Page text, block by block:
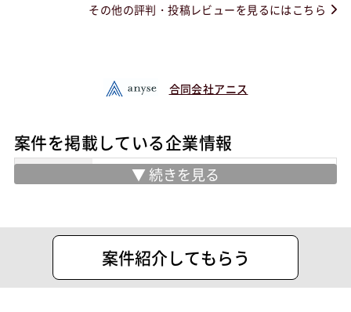
その他の評判・投稿レビューを見るにはこちら
合同会社アニス
案件を掲載している企業情報
■技術者支援サービス(SES)
渋谷区代々木1-30-14天翔オフィス代々
案件紹介してもらう